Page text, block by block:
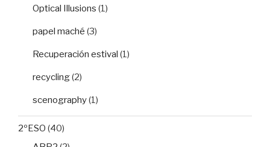
Optical Illusions (1)
papel maché (3)
Recuperación estival (1)
recycling(2)
scenography(1)
2ºESO (40)